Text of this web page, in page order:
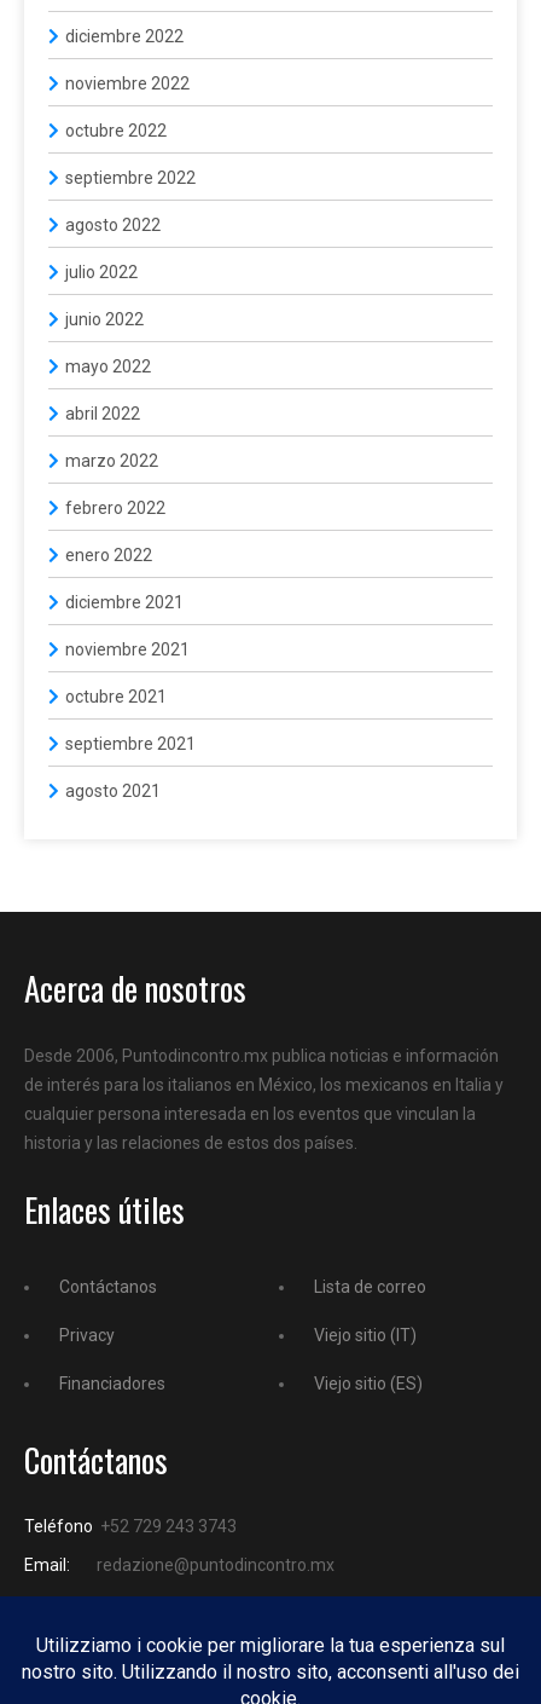
diciembre 2022
noviembre 2022
octubre 2022
septiembre 2022
agosto 2022
julio 2022
junio 2022
mayo 2022
abril 2022
marzo 2022
febrero 2022
enero 2022
diciembre 2021
noviembre 2021
octubre 2021
septiembre 2021
agosto 2021
Acerca de nosotros
Desde 2006, Puntodincontro.mx publica noticias e información
de interés para los italianos en México, los mexicanos en Italia y
cualquier persona interesada en los eventos que vinculan la
historia y las relaciones de estos dos países.
Enlaces útiles
Contáctanos
Privacy
Financiadores
Lista de correo
Viejo sitio (IT)
Viejo sitio (ES)
Contáctanos
Teléfono +52 729 243 3743
Email:
redazione@puntodincontro.mx
PUNTODINCONTRO